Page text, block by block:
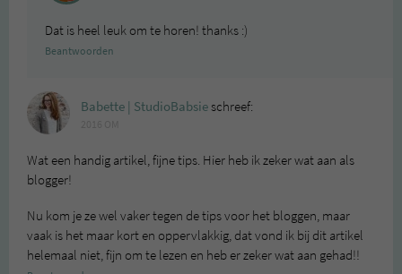
Dat is heel leuk om te horen! thanks :)
Beantwoorden
Babette | StudioBabsieschreef:
Wat een handig artikel, fijne tips. Hier heb ik zeker wat aan als
blogger!
Nu kom je ze wel vaker tegen de tips voor het bloggen, maar
vaak is het maar kort en oppervlakkig, dat vond ik bij dit artikel
helemaal niet, fijn om te lezen en heb er zeker wat aan gehad!!